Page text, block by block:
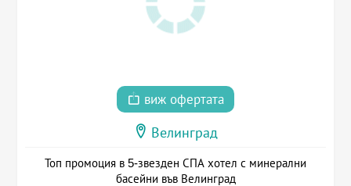
виж офертата
Велинград
Топ промоция в 5-звезден СПА хотел с минерални
басейни във Велинград